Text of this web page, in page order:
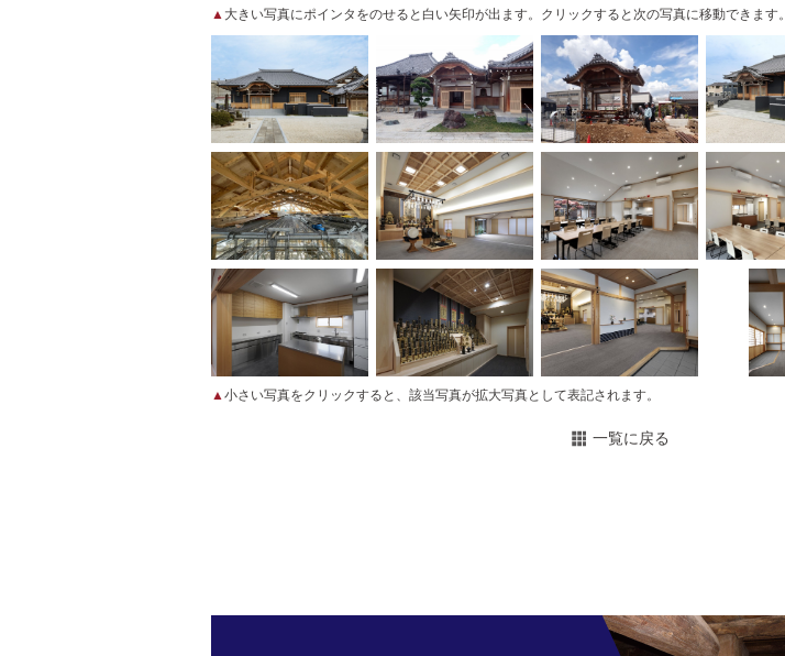
▲ 大きい写真にポインタをのせると白い矢印が出ます。クリックすると次の写真に移動できます。
▲小さい写真をクリックすると、該当写真が拡大写真として表記されます。
一覧に戻る